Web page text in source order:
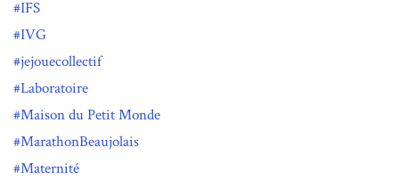
IFS
IVG
jejouecollectif
Laboratoire
Maison du Petit Monde
MarathonBeaujolais
Maternité